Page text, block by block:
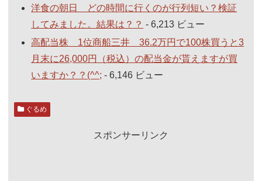
洋食の朝日 どの時間に行くのが行列短い？検証
してみました。結果は？？ - 6,213 ビュー
高配当株 1位商船三井 36.2万円で100株買うと3
月末に26,000円（税込）の配当金が貰えますが買
いますか？？(^^; - 6,146 ビュー
ぐるめ
スポンサーリンク